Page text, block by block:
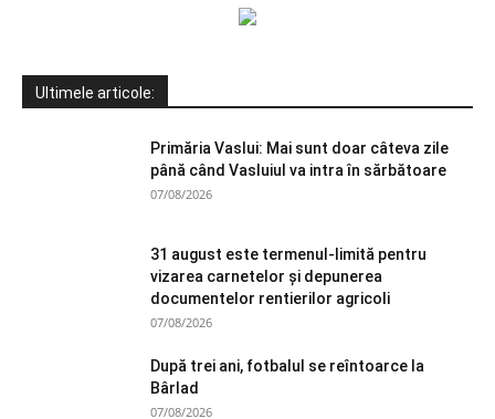
Ultimele articole:
Primăria Vaslui: Mai sunt doar câteva zile
până când Vasluiul va intra în sărbătoare
07/08/2026
31 august este termenul-limită pentru
vizarea carnetelor și depunerea
documentelor rentierilor agricoli
07/08/2026
După trei ani, fotbalul se reîntoarce la
Bârlad
07/08/2026